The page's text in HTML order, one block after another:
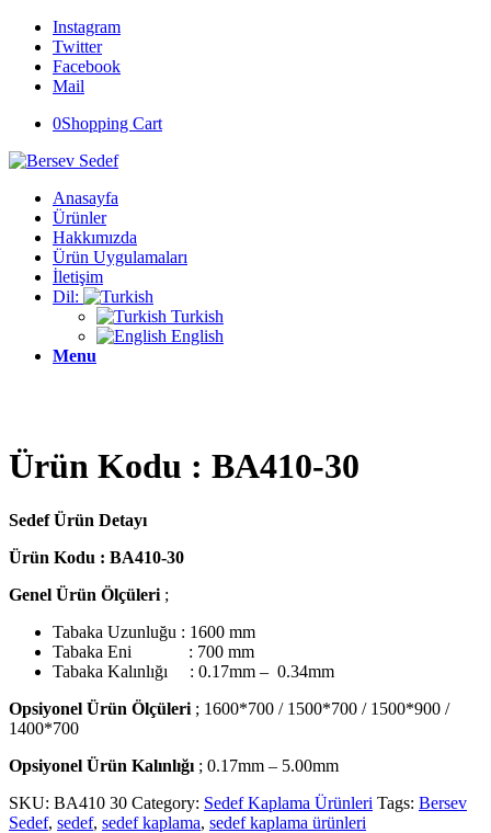
Instagram
Twitter
Facebook
Mail
0Shopping Cart
Anasayfa
Ürünler
Hakkımızda
Ürün Uygulamaları
İletişim
Dil:
Turkish
English
Menu
Ürün Kodu : BA410-30
Sedef Ürün Detayı
Ürün Kodu : BA410-30
Genel Ürün Ölçüleri ;
Tabaka Uzunluğu : 1600 mm
Tabaka Eni
: 700 mm
Tabaka Kalınlığı : 0.17mm – 0.34mm
Opsiyonel Ürün Ölçüleri ; 1600*700 / 1500*700 / 1500*900 /
1400*700
Opsiyonel Ürün Kalınlığı ; 0.17mm – 5.00mm
SKU: BA410 30 Category: Sedef Kaplama Ürünleri Tags: Bersev
Sedef, sedef, sedef kaplama, sedef kaplama ürünleri